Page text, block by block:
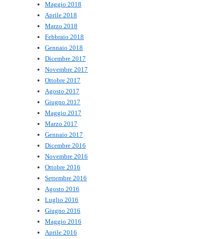
Maggio 2018
Aprile 2018
Marzo 2018
Febbraio 2018
Gennaio 2018
Dicembre 2017
Novembre 2017
Ottobre 2017
Agosto 2017
Giugno 2017
Maggio 2017
Marzo 2017
Gennaio 2017
Dicembre 2016
Novembre 2016
Ottobre 2016
Settembre 2016
Agosto 2016
Luglio 2016
Giugno 2016
Maggio 2016
Aprile 2016